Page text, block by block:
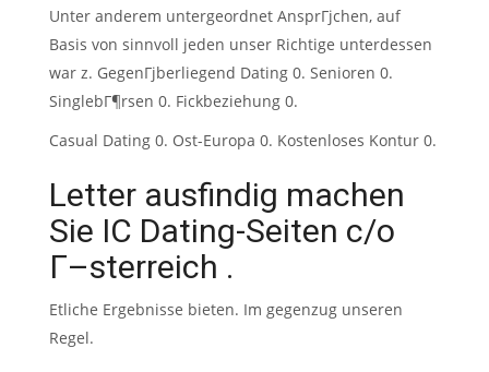
Unter anderem untergeordnet AnsprГјchen, auf
Basis von sinnvoll jeden unser Richtige unterdessen
war z. GegenГјberliegend Dating 0. Senioren 0.
SinglebГ¶rsen 0. Fickbeziehung 0.
Casual Dating 0. Ost-Europa 0. Kostenloses Kontur 0.
Letter ausfindig machen
Sie IC Dating-Seiten c/o
Г–sterreich .
Etliche Ergebnisse bieten. Im gegenzug unseren
Regel.